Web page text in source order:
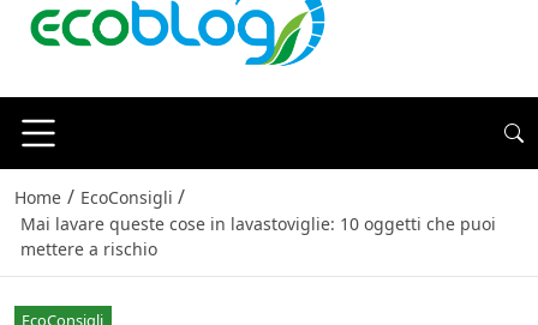
Home / EcoConsigli /
Mai lavare queste cose in lavastoviglie: 10 oggetti che puoi
mettere a rischio